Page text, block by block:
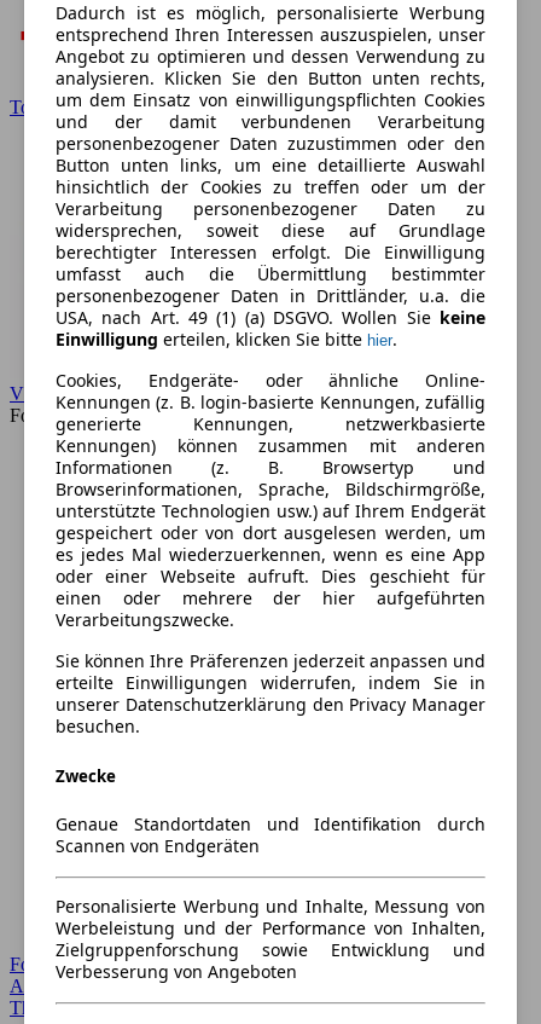
Toyota
VW
Forum
Forum Startseite
Alle Auto-Foren
Themen-Forum
Dadurch ist es möglich, personalisierte Werbung
entsprechend Ihren Interessen auszuspielen, unser
Angebot zu optimieren und dessen Verwendung zu
analysieren. Klicken Sie den Button unten rechts,
um dem Einsatz von einwilligungspflichten Cookies
und der damit verbundenen Verarbeitung
personenbezogener Daten zuzustimmen oder den
Button unten links, um eine detaillierte Auswahl
hinsichtlich der Cookies zu treffen oder um der
Verarbeitung personenbezogener Daten zu
widersprechen, soweit diese auf Grundlage
berechtigter Interessen erfolgt. Die Einwilligung
umfasst auch die Übermittlung bestimmter
personenbezogener Daten in Drittländer, u.a. die
USA, nach Art. 49 (1) (a) DSGVO. Wollen Sie keine
Einwilligung erteilen, klicken Sie bitte hier.
Cookies, Endgeräte- oder ähnliche Online-
Kennungen (z. B. login-basierte Kennungen, zufällig
generierte Kennungen, netzwerkbasierte
Kennungen) können zusammen mit anderen
Informationen (z. B. Browsertyp und
Browserinformationen, Sprache, Bildschirmgröße,
unterstützte Technologien usw.) auf Ihrem Endgerät
gespeichert oder von dort ausgelesen werden, um
es jedes Mal wiederzuerkennen, wenn es eine App
oder einer Webseite aufruft. Dies geschieht für
einen oder mehrere der hier aufgeführten
Verarbeitungszwecke.
Sie können Ihre Präferenzen jederzeit anpassen und
erteilte Einwilligungen widerrufen, indem Sie in
unserer Datenschutzerklärung den Privacy Manager
besuchen.
Zwecke
Genaue Standortdaten und Identifikation durch
Scannen von Endgeräten
Personalisierte Werbung und Inhalte, Messung von
Werbeleistung und der Performance von Inhalten,
Zielgruppenforschung sowie Entwicklung und
Verbesserung von Angeboten